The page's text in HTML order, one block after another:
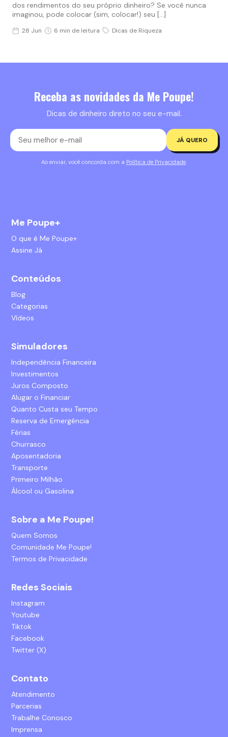
dos rendimentos do seu próprio dinheiro? Se você nunca
imaginou, pode colocar (sim, colocar!) seu […]
28 Jun 6 min de leitura Dicas de Riqueza
Receba as novidades da Me Poupe!
Dicas de dinheiro direto no seu e-mail.
JÁ QUERO
Ao enviar, você concorda com a Política de Privacidade.
Me Poupe+
O que é Me Poupe+
Assine Já
Conteúdos
Blog
Categorias
Vídeos
Simuladores
Independência Financeira
Investimentos
Juros Composto
Alugar o Financiar
Quanto Custa seu Tempo
Reserva de Emergência
Férias
Churrasco
Aposentadoria
Transporte
Primeiro Milhão
Álcool ou Gasolina
Sobre a Me Poupe!
Quem Somos
Comunidade Me Poupe!
Termos de Privacidade
Redes Sociais
Instagram
Youtube
Tiktok
Facebook
Twitter (X)
Contato
Atendimento
Parcerias
Trabalhe Conosco
Imprensa